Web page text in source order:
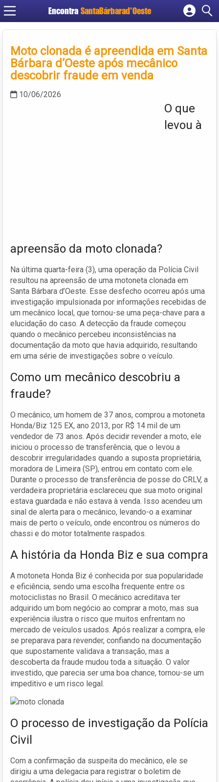
Encontra SantaBárbarad'Oeste
Cadastrar empresa
Criar conta
Moto clonada é apreendida em Santa
Bárbara d’Oeste após mecânico
descobrir fraude em venda
10/06/2026
O que
levou à
apreensão da moto clonada?
Na última quarta-feira (3), uma operação da Polícia Civil
resultou na apreensão de uma motoneta clonada em
Santa Bárbara d’Oeste. Esse desfecho ocorreu após uma
investigação impulsionada por informações recebidas de
um mecânico local, que tornou-se uma peça-chave para a
elucidação do caso. A detecção da fraude começou
quando o mecânico percebeu inconsistências na
documentação da moto que havia adquirido, resultando
em uma série de investigações sobre o veículo.
Como um mecânico descobriu a
fraude?
O mecânico, um homem de 37 anos, comprou a motoneta
Honda/Biz 125 EX, ano 2013, por R$ 14 mil de um
vendedor de 73 anos. Após decidir revender a moto, ele
iniciou o processo de transferência, que o levou a
descobrir irregularidades quando a suposta proprietária,
moradora de Limeira (SP), entrou em contato com ele.
Durante o processo de transferência de posse do CRLV, a
verdadeira proprietária esclareceu que sua moto original
estava guardada e não estava à venda. Isso acendeu um
sinal de alerta para o mecânico, levando-o a examinar
mais de perto o veículo, onde encontrou os números do
chassi e do motor totalmente raspados.
A história da Honda Biz e sua compra
A motoneta Honda Biz é conhecida por sua popularidade
e eficiência, sendo uma escolha frequente entre os
motociclistas no Brasil. O mecânico acreditava ter
adquirido um bom negócio ao comprar a moto, mas sua
experiência ilustra o risco que muitos enfrentam no
mercado de veículos usados. Após realizar a compra, ele
se preparava para revender, confiando na documentação
que supostamente validava a transação, mas a
descoberta da fraude mudou toda a situação. O valor
investido, que parecia ser uma boa chance, tornou-se um
impeditivo e um risco legal.
O processo de investigação da Polícia
Civil
Com a confirmação da suspeita do mecânico, ele se
dirigiu a uma delegacia para registrar o boletim de